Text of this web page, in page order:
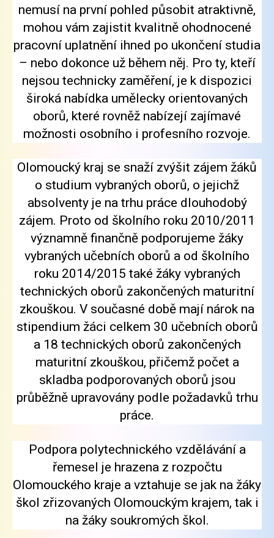
nemusí na první pohled působit atraktivně,
mohou vám zajistit kvalitně ohodnocené
pracovní uplatnění ihned po ukončení studia
– nebo dokonce už během něj. Pro ty, kteří
nejsou technicky zaměření, je k dispozici
široká nabídka umělecky orientovaných
oborů, které rovněž nabízejí zajímavé
možnosti osobního i profesního rozvoje.
Olomoucký kraj se snaží zvýšit zájem žáků
o studium vybraných oborů, o jejichž
absolventy je na trhu práce dlouhodobý
zájem. Proto od školního roku 2010/2011
významně finančně podporujeme žáky
vybraných učebních oborů a od školního
roku 2014/2015 také žáky vybraných
technických oborů zakončených maturitní
zkouškou. V současné době mají nárok na
stipendium žáci celkem 30 učebních oborů
a 18 technických oborů zakončených
maturitní zkouškou, přičemž počet a
skladba podporovaných oborů jsou
průběžně upravovány podle požadavků trhu
práce.
Podpora polytechnického vzdělávání a
řemesel je hrazena z rozpočtu
Olomouckého kraje a vztahuje se jak na žáky
škol zřizovaných Olomouckým krajem, tak i
na žáky soukromých škol.